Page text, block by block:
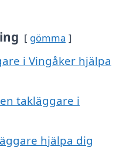
gömma
i Vingåker hjälpa
takläggare i
hjälpa dig